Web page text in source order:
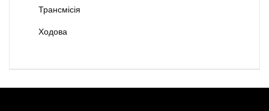
Трансмісія
Ходова